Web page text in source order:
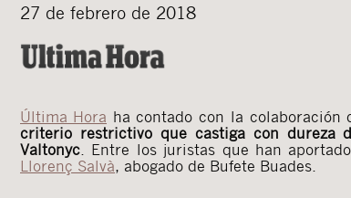
27 de febrero de 2018
Última Hora ha contado con la colaboración
criterio restrictivo que castiga con dureza
Valtonyc . Entre los juristas que han
Llorenç Salvà, abogado de Bufete Buades.